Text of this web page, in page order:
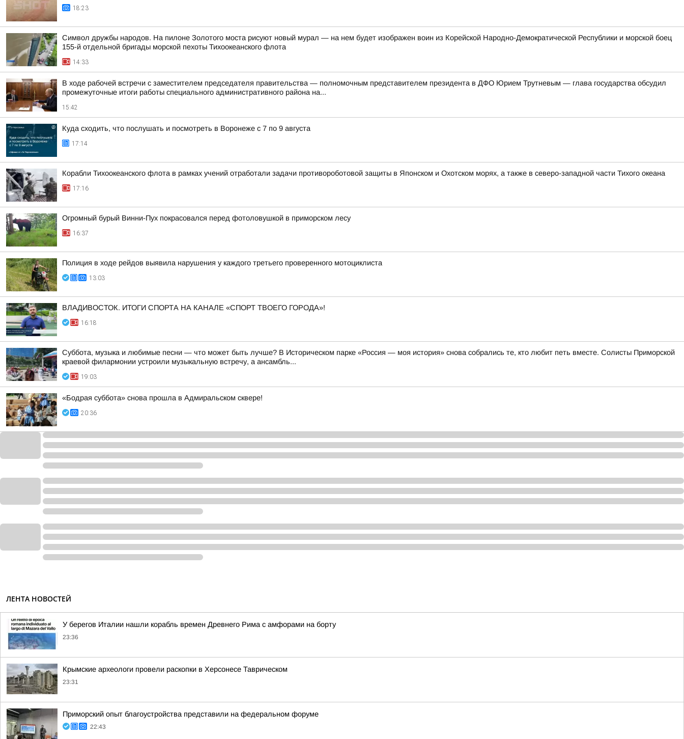
18:23
Символ дружбы народов. На пилоне Золотого моста рисуют новый мурал — на нем будет изображен воин из Корейской Народно-Демократической Республики и морской боец
155-й отдельной бригады морской пехоты Тихоокеанского флота
14:33
В ходе рабочей встречи с заместителем председателя правительства — полномочным представителем президента в ДФО Юрием Трутневым — глава государства обсудил
промежуточные итоги работы специального административного района на...
15:42
Куда сходить, что послушать и посмотреть в Воронеже с 7 по 9 августа
17:14
Корабли Тихоокеанского флота в рамках учений отработали задачи противороботовой защиты в Японском и Охотском морях, а также в северо-западной части Тихого океана
17:16
Огромный бурый Винни-Пух покрасовался перед фотоловушкой в приморском лесу
16:37
Полиция в ходе рейдов выявила нарушения у каждого третьего проверенного мотоциклиста
13:03
ВЛАДИВОСТОК. ИТОГИ СПОРТА НА КАНАЛЕ «СПОРТ ТВОЕГО ГОРОДА»!
16:18
Суббота, музыка и любимые песни — что может быть лучше? В Историческом парке «Россия — моя история» снова собрались те, кто любит петь вместе. Солисты Приморской
краевой филармонии устроили музыкальную встречу, а ансамбль...
19:03
«Бодрая суббота» снова прошла в Адмиральском сквере!
20:36
ЛЕНТА НОВОСТЕЙ
У берегов Италии нашли корабль времен Древнего Рима с амфорами на борту
23:36
Крымские археологи провели раскопки в Херсонесе Таврическом
23:31
Приморский опыт благоустройства представили на федеральном форуме
22:43